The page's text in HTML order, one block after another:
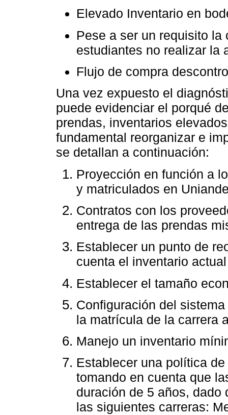
Elevado Inventario en
Pese a ser un requisito
estudiantes no realizar la
Flujo de compra
Una vez expuesto el
puede evidenciar el porqué
prendas, inventarios
fundamental reorganizar e
se detallan a continuación:
Proyección en función a
y matriculados en
Contratos con los
entrega de las prendas
Establecer un punto de
cuenta el inventario
Establecer el tamaño
Configuración del
la matrícula de la carrera
Manejo un inventario
Establecer una política
tomando en cuenta que
duración de 5 años, dado
las siguientes carreras: